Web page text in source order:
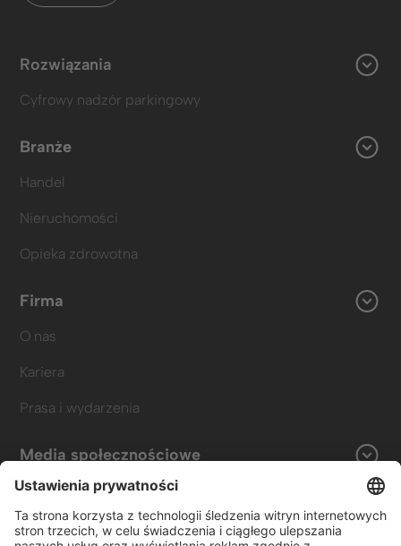
Rozwiązania
Cyfrowy nadzór parkingowy
Branże
Handel
Nieruchomości
Opieka zdrowotna
Firma
O nas
Kariera
Prasa i wydarzenia
Media społecznościowe
LinkedIn
Instagram